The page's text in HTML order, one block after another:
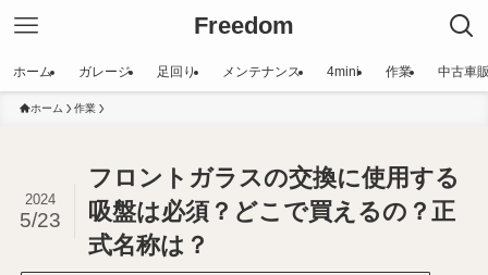
Freedom
ホーム ガレージ 足回り メンテナンス 4mini 作業 中古車
ホーム 作業
フロントガラスの交換に使用する
吸盤は必須？どこで買えるの？正
式名称は？
2024
5/23